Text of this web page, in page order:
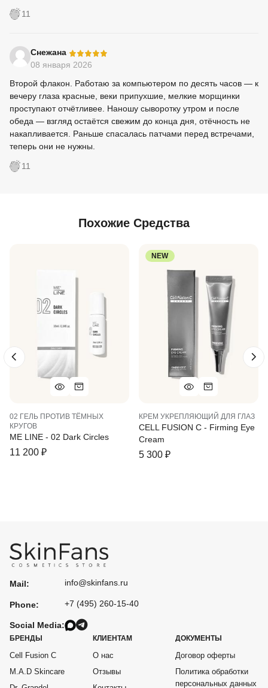
11
Снежана
08 января 2026
Второй флакон. Работаю за компьютером по десять часов — к
вечеру глаза красные, веки припухшие, мелкие морщинки
проступают отчётливее. Наношу сыворотку утром и после
обеда — взгляд остаётся свежим до конца дня, отёчность не
накапливается. Раньше спасалась патчами перед встречами,
теперь они не нужны.
11
Похожие Средства
02 ГЕЛЬ ПРОТИВ ТЁМНЫХ
КРУГОВ
ME LINE - 02 Dark Circles
11 200 ₽
NEW
КРЕМ УКРЕПЛЯЮЩИЙ ДЛЯ ГЛАЗ
CELL FUSION C - Firming Eye
Cream
5 300 ₽
Mail:
Phone:
Social Media:
info@skinfans.ru
+7 (495) 260-15-40
БРЕНДЫ
Cell Fusion C
M.A.D Skincare
КЛИЕНТАМ
О нас
Отзывы
ДОКУМЕНТЫ
Договор оферты
Политика обработки
персональных данных